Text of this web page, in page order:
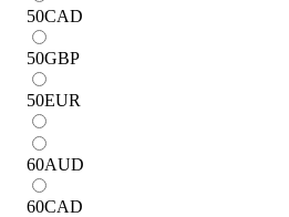
50CAD
50GBP
50EUR
60AUD
60CAD